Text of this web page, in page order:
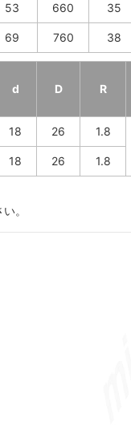
53 660 35
69 760 38
d D R
18 26 1.8
18 26 1.8
。